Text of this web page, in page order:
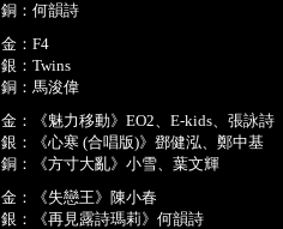
銅：何韻詩
金：F4
銀：Twins
銅：馬浚偉
金：《魅力移動》EO2、E-kids、張詠詩
銀：《心寒 (合唱版)》鄧健泓、鄭中基
銅：《方寸大亂》小雪、葉文輝
金：《失戀王》陳小春
銀：《再見露詩瑪莉》何韻詩